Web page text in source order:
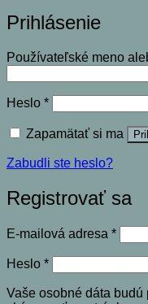
Prihlásenie
Používateľské meno
Heslo *Povinné
Zapamätať si ma
Zabudli ste heslo?
Registrovať sa
E-mailová adresa *
Heslo *Povinné
Vaše osobné dáta